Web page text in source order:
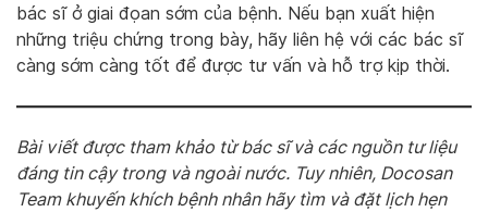
bác sĩ ở giai đọan sớm của bệnh. Nếu bạn xuất hiện
những triệu chứng trong bày, hãy liên hệ với các bác sĩ
càng sớm càng tốt để được tư vấn và hỗ trợ kịp thời.
Bài viết được tham khảo từ bác sĩ và các nguồn tư liệu
đáng tin cậy trong và ngoài nước. Tuy nhiên, Docosan
Team khuyến khích bệnh nhân hãy tìm và đặt lịch hẹn